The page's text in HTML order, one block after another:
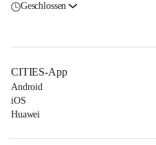
Geschlossen
CITIES-App
Android
iOS
Huawei